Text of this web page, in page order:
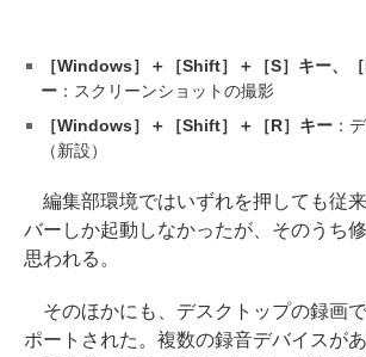
［Windows］＋［Shift］＋［S］キー、
ー ：スクリーンショットの撮影
［Windows］＋［Shift］＋［R］キー：
（新設）
編集部環境ではいずれを押しても従
バーしか起動しなかったが、そのうち
思われる。
そのほかにも、デスクトップの録画
ポートされた。複数の録音デバイスが